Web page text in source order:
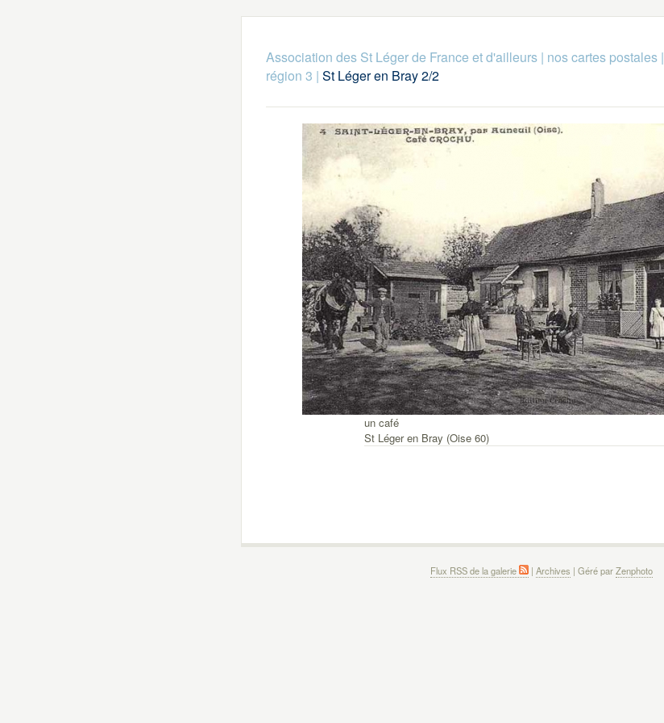
Association des St Léger de France et d'ailleurs| nos cartes postales|
région 3 | St Léger en Bray 2/2
un café
St Léger en Bray (Oise 60)
Flux RSS de la galerie | Archives | Géré parZenphoto